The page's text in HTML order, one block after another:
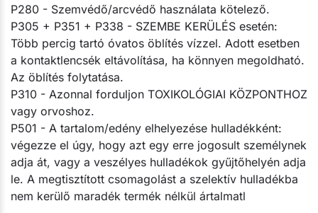
P280 - Szemvédő/arcvédő használata kötelező.
P305 + P351 + P338 - SZEMBE KERÜLÉS esetén:
Több percig tartó óvatos öblítés vízzel. Adott esetben
a kontaktlencsék eltávolítása, ha könnyen megoldható.
Az öblítés folytatása.
P310 - Azonnal forduljon TOXIKOLÓGIAI KÖZPONTHOZ
vagy orvoshoz.
P501 - A tartalom/edény elhelyezése hulladékként:
végezze el úgy, hogy azt egy erre jogosult személynek
adja át, vagy a veszélyes hulladékok gyűjtőhelyén adja
le. A megtisztított csomagolást a szelektív hulladékba
nem kerülő maradék termék nélkül ártalmatl